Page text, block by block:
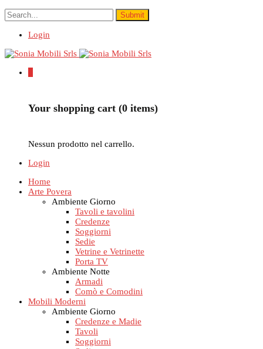
Login
Your shopping cart (0 items)
Nessun prodotto nel carrello.
Login
Home
Arte Povera
Ambiente Giorno
Tavoli e tavolini
Credenze
Soggiorni
Sedie
Vetrine e Vetrinette
Porta TV
Ambiente Notte
Armadi
Comò e Comodini
Mobili Moderni
Ambiente Giorno
Credenze e Madie
Tavoli
Soggiorni